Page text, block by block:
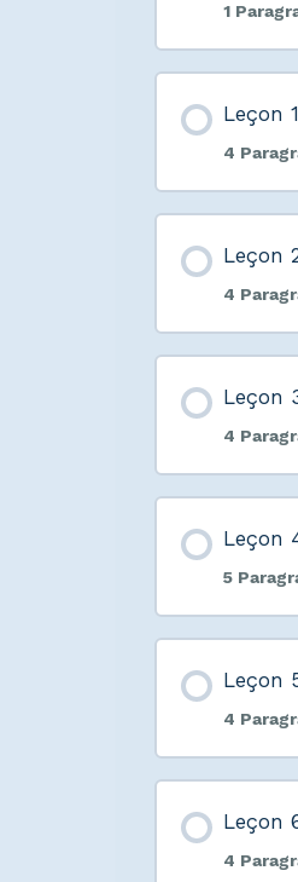
1
Leçon
4
Leçon
4
Leçon
4
Leçon
5
Leçon
4
Leçon
4